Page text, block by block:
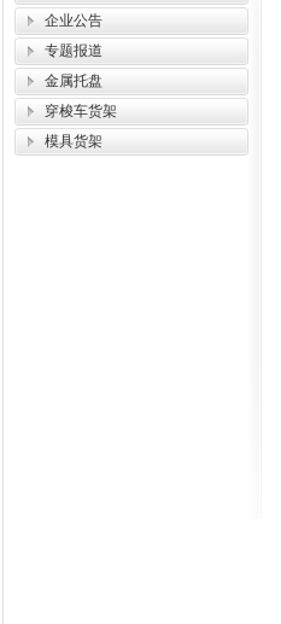
企业公告
专题报道
金属托盘
穿梭车货架
模具货架